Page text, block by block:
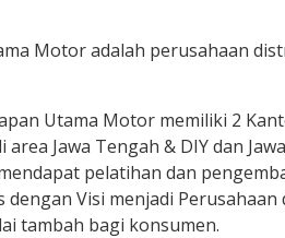
Motor adalah perusahaan
Utama Motor memiliki 2
area Jawa Tengah & DIY dan
pelatihan dan
dengan Visi menjadi
tambah bagi konsumen.